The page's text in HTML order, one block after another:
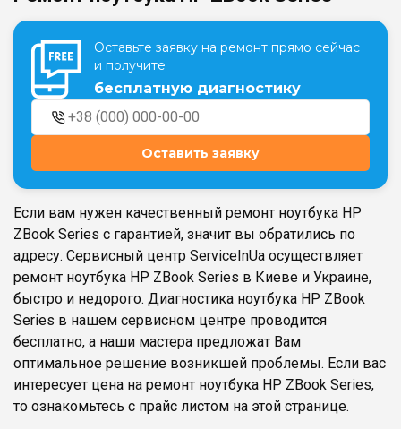
Театральная
г. Киев, ул. Крещатик 44-А
Оболонь
г. Киев, ТЦ LAKE PLAZA, ул. Героев
полка «Азов», 12
Дарница
г. Киев, Комфорт Таун, ул.
Березнева, 16, корпус 3
Оставьте заявку на ремонт прямо сейчас
и получите
бесплатную диагностику
Оставить заявку
Если вам нужен качественный ремонт ноутбука HP
ZBook Series с гарантией, значит вы обратились по
адресу. Сервисный центр ServiceInUa осуществляет
ремонт ноутбука HP ZBook Series в Киеве и Украине,
быстро и недорого. Диагностика ноутбука HP ZBook
Series в нашем сервисном центре проводится
бесплатно, а наши мастера предложат Вам
оптимальное решение возникшей проблемы. Если вас
интересует цена на ремонт ноутбука HP ZBook Series,
то ознакомьтесь с прайс листом на этой странице.